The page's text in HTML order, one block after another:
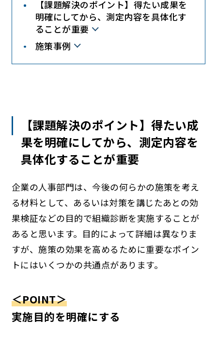
【課題解決のポイント】得たい成果を
明確にしてから、測定内容を具体化す
ることが重要
施策事例
【課題解決のポイント】得たい成
果を明確にしてから、測定内容を
具体化することが重要
企業の人事部門は、今後の何らかの施策を考え
る材料として、あるいは対策を講じたあとの効
果検証などの目的で組織診断を実施することが
あると思います。目的によって詳細は異なりま
すが、施策の効果を高めるために重要なポイン
トにはいくつかの共通点があります。
＜POINT＞
実施目的を明確にする